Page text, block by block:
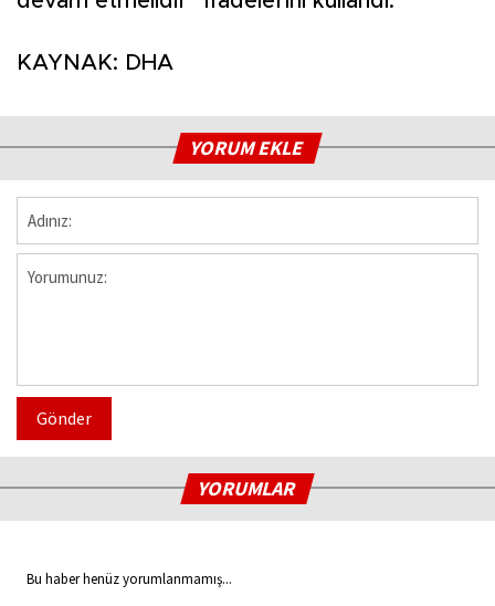
KAYNAK: DHA
YORUM EKLE
Gönder
YORUMLAR
Bu haber henüz yorumlanmamış...